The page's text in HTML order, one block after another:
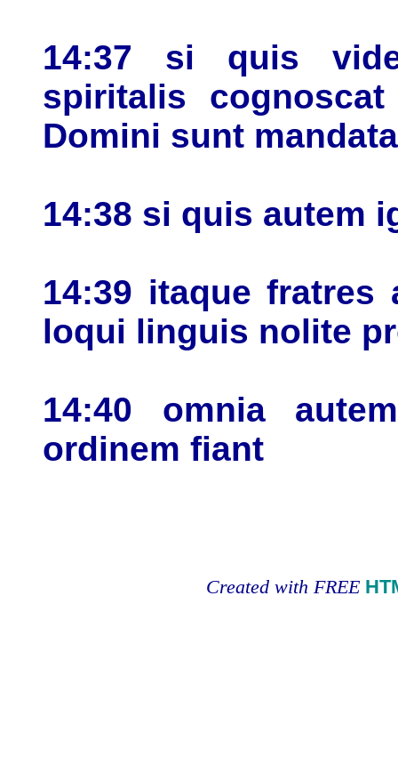
14:37 si quis
spiritalis
Domini sunt mandata
14:38 si quis autem
14:39 itaque fratres
loqui linguis nolite
14:40 omnia
ordinem fiant
Created with FREE